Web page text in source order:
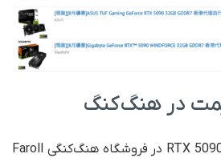
در هنگ‌کنگ
جالب اینکه کارت RTX 5090 D V2 در فروشگاه هنگ‌کنگی Faroll